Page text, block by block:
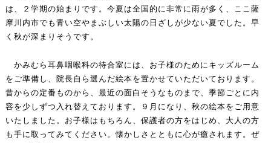
は、２学期の始まりです。今夏は全国的に非常に雨が多く、ここ薩
摩川内市でも青い空やまぶしい太陽の日ざしが少ない夏でした。早
く秋が深まりそうです。
かみむら耳鼻咽喉科の待合室には、お子様のためにキッズルーム
をご準備し、院長自ら選んだ絵本を置かせていただいております。
昔からの定番ものから、最近の面白そうなものまで、季節ごとに内
容を少しずつ入れ替えております。９月になり、秋の絵本をご用意
いたしました。お子様はもちろん、保護者の方をはじめ、大人の方
も手に取ってみてください。懐かしさとともに心が癒されます。ぜ